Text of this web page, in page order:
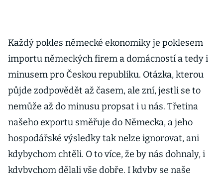
Každý pokles německé ekonomiky je poklesem
importu německých firem a domácností a tedy i
minusem pro Českou republiku. Otázka, kterou
půjde zodpovědět až časem, ale zní, jestli se to
nemůže až do minusu propsat i u nás. Třetina
našeho exportu směřuje do Německa, a jeho
hospodářské výsledky tak nelze ignorovat, ani
kdybychom chtěli. O to více, že by nás dohnaly, i
kdybychom dělali vše dobře. I kdyby se naše